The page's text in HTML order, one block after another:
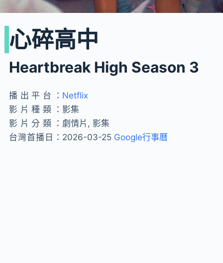
心碎高中
Heartbreak High Season 3
播出平台： Netflix
影片種類： 影集
影片分類： 劇情片, 影集
台灣首播日： 2026-03-25 Google行事曆